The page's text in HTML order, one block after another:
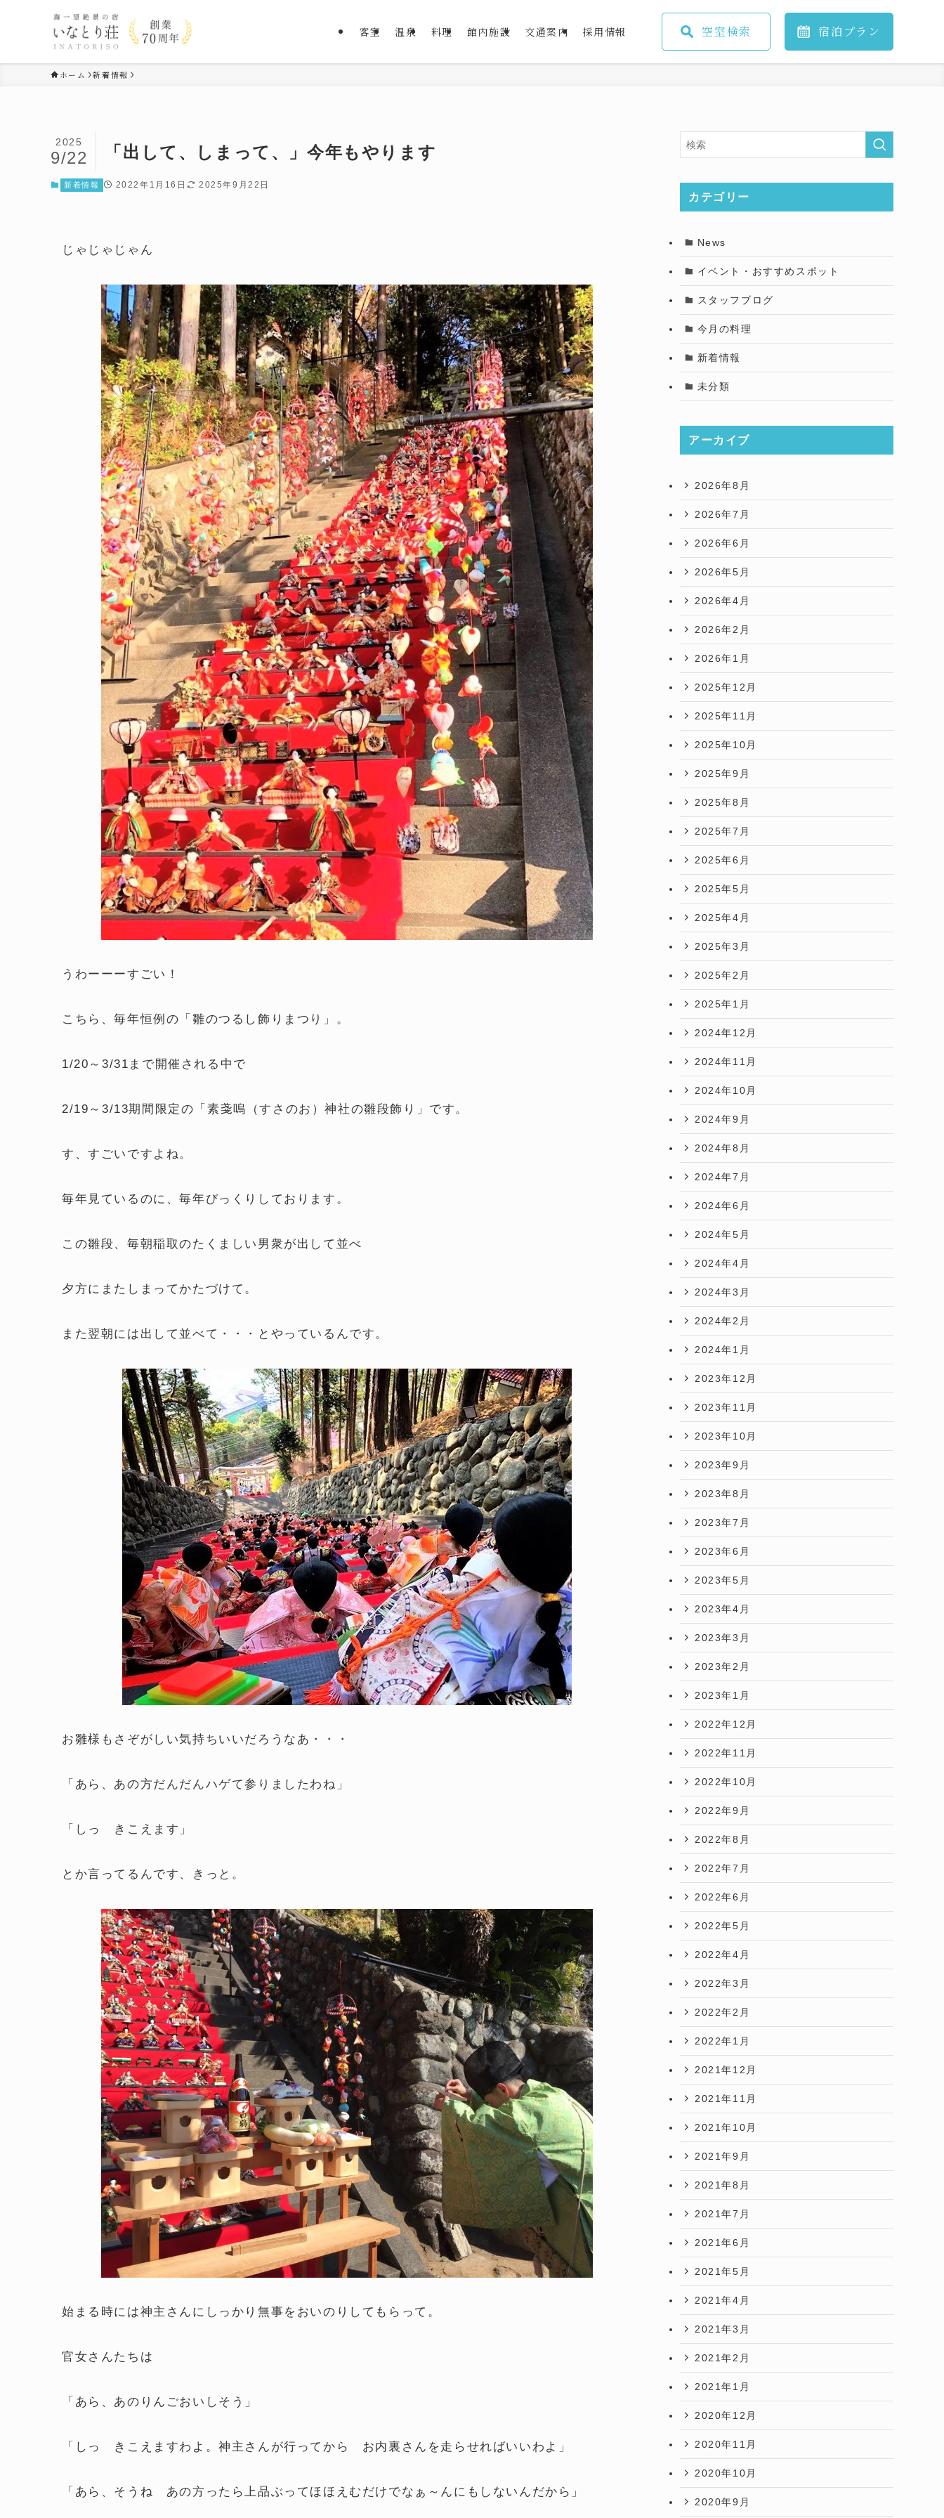
客室 温泉 料理 館内施設 交通案内 採用情報 空室検索 宿泊 プラン
ホーム 新着情報
「出して、しまって、」今年もやります
2025
9/22
新着情報 2022年1月16日 2025年9月22日
じゃじゃじゃん
うわーーーすごい！
こちら、毎年恒例の「雛のつるし飾りまつり」。
1/20～3/31まで開催される中で
2/19～3/13期間限定の「素戔嗚（すさのお）神社の雛段飾り」です。
す、すごいですよね。
毎年見ているのに、毎年びっくりしております。
この雛段、毎朝稲取のたくましい男衆が出して並べ
夕方にまたしまってかたづけて。
また翌朝には出して並べて・・・とやっているんです。
お雛様もさぞがしい気持ちいいだろうなあ・・・
「あら、あの方だんだんハゲて参りましたわね」
「しっ きこえます」
とか言ってるんです、きっと。
始まる時には神主さんにしっかり無事をおいのりしてもらって。
官女さんたちは
「あら、あのりんごおいしそう」
「しっ きこえますわよ。神主さんが行ってから お内裏さんを走らせればいいわよ」
「あら、そうね あの方ったら上品ぶってほほえむだけでなぁ～んにもしないんだから」
カテゴリー
News
イベント・おすすめスポット
スタッフブログ
今月の料理
新着情報
未分類
アーカイブ
2026年8月
2026年7月
2026年6月
2026年5月
2026年4月
2026年2月
2026年1月
2025年12月
2025年11月
2025年10月
2025年9月
2025年8月
2025年7月
2025年6月
2025年5月
2025年4月
2025年3月
2025年2月
2025年1月
2024年12月
2024年11月
2024年10月
2024年9月
2024年8月
2024年7月
2024年6月
2024年5月
2024年4月
2024年3月
2024年2月
2024年1月
2023年12月
2023年11月
2023年10月
2023年9月
2023年8月
2023年7月
2023年6月
2023年5月
2023年4月
2023年3月
2023年2月
2023年1月
2022年12月
2022年11月
2022年10月
2022年9月
2022年8月
2022年7月
2022年6月
2022年5月
2022年4月
2022年3月
2022年2月
2022年1月
2021年12月
2021年11月
2021年10月
2021年9月
2021年8月
2021年7月
2021年6月
2021年5月
2021年4月
2021年3月
2021年2月
2021年1月
2020年12月
2020年11月
2020年10月
2020年9月